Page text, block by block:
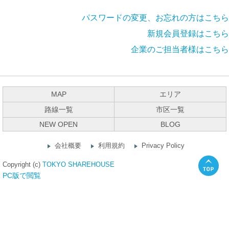
パスワードの変更、お忘れの方はこちら
新規会員登録はこちら
企業のご担当者様はこちら
MAP
エリア
路線一覧
市区一覧
NEW OPEN
BLOG
会社概要 利用規約 Privacy Policy
Copyright (c) TOKYO SHAREHOUSE
PC版で閲覧